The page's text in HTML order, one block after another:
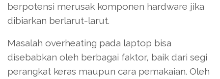
berpotensi merusak komponen hardware jika
dibiarkan berlarut-larut.
Masalah overheating pada laptop bisa
disebabkan oleh berbagai faktor, baik dari segi
perangkat keras maupun cara pemakaian. Oleh